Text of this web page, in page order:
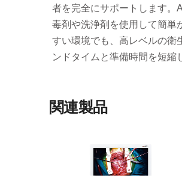
者を完全にサポートします。
毒剤や洗浄剤を使用して簡単
すい環境でも、高レベルの衛
ンドタイムと準備時間を短縮
関連製品